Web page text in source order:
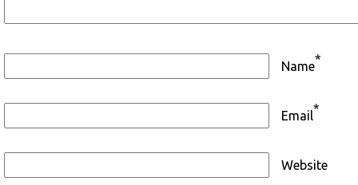
Name*
Email*
Website